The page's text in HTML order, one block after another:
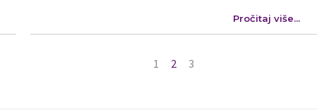
Pročitaj više...
1 2 3